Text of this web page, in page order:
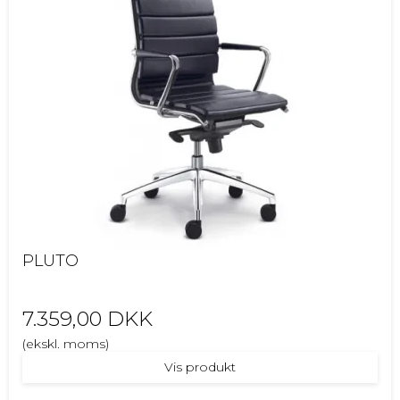
PLUTO
7.359,00 DKK
(ekskl. moms)
Vis produkt